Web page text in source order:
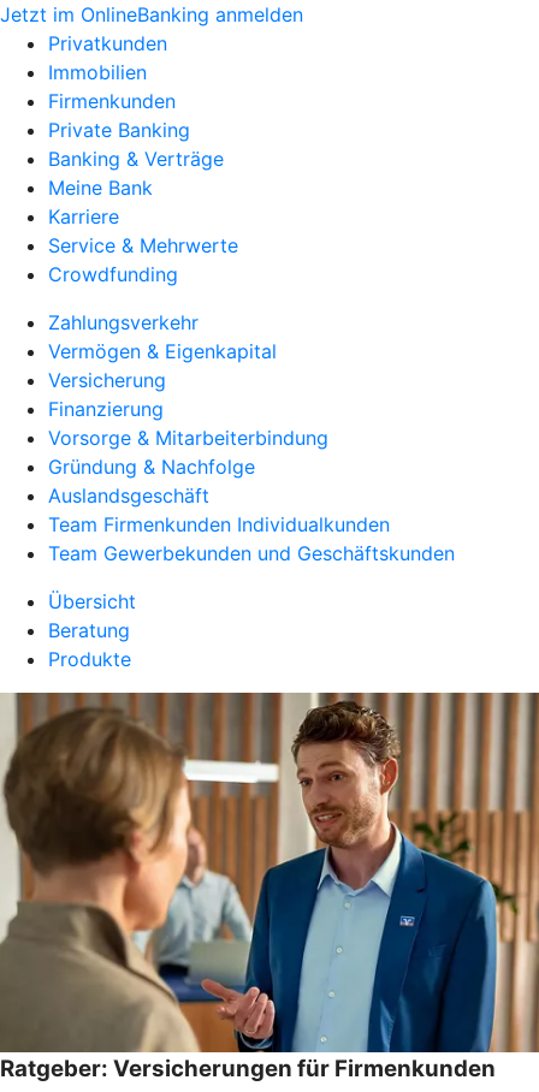
Jetzt im OnlineBanking anmelden
Privatkunden
Immobilien
Firmenkunden
Private Banking
Banking & Verträge
Meine Bank
Karriere
Service & Mehrwerte
Crowdfunding
Zahlungsverkehr
Vermögen & Eigenkapital
Versicherung
Finanzierung
Vorsorge & Mitarbeiterbindung
Gründung & Nachfolge
Auslandsgeschäft
Team Firmenkunden Individualkunden
Team Gewerbekunden und Geschäftskunden
Übersicht
Beratung
Produkte
Ratgeber: Versicherungen für Firmenkunden